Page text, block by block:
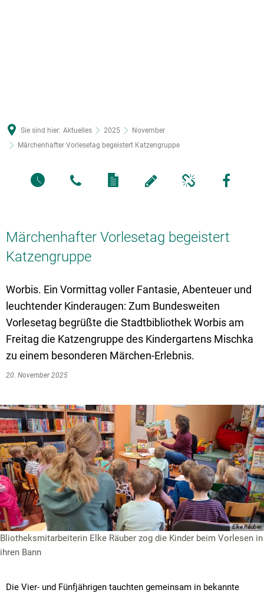
Sie sind hier: Aktuelles 2025
November
Märchenhafter Vorlesetag begeistert Katzengruppe
Märchenhafter Vorlesetag begeistert
Katzengruppe
Worbis. Ein Vormittag voller Fantasie, Abenteuer und
leuchtender Kinderaugen: Zum Bundesweiten
Vorlesetag begrüßte die Stadtbibliothek Worbis am
Freitag die Katzengruppe des Kindergartens Mischka
zu einem besonderen Märchen-Erlebnis.
20. November 2025
Elke Räuber
Bliotheksmitarbeiterin Elke Räuber zog die Kinder beim Vorlesen in
ihren Bann
Die Vier- und Fünfjährigen tauchten gemeinsam in bekannte